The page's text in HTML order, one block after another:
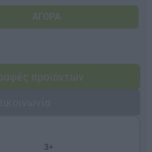
προϊόντων
3+